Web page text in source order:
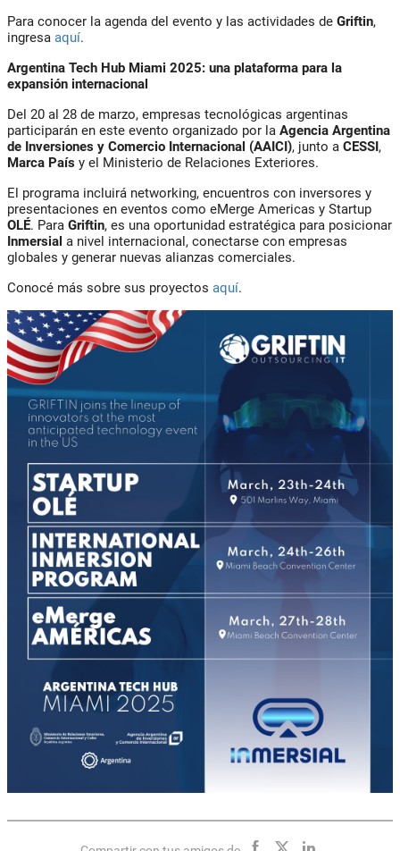
Para conocer la agenda del evento y las actividades de Griftin,
ingresa aquí.
Argentina Tech Hub Miami 2025: una plataforma para la
expansión internacional
Del 20 al 28 de marzo, empresas tecnológicas argentinas
participarán en este evento organizado por la Agencia Argentina
de Inversiones y Comercio Internacional (AAICI), junto a CESSI,
Marca País y el Ministerio de Relaciones Exteriores.
El programa incluirá networking, encuentros con inversores y
presentaciones en eventos como eMerge Americas y Startup
OLÉ. Para Griftin, es una oportunidad estratégica para posicionar
Inmersial a nivel internacional, conectarse con empresas
globales y generar nuevas alianzas comerciales.
Conocé más sobre sus proyectos aquí.